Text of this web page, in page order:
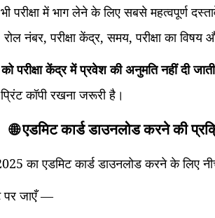
परीक्षा में भाग लेने के लिए सबसे महत्वपूर्ण
नंबर, परीक्षा केंद्र, समय, परीक्षा का
को परीक्षा केंद्र में प्रवेश की अनुमति नहीं दी जाती
कॉपी रखना जरूरी है।
🌐 एडमिट कार्ड डाउनलोड करने की
2025 का एडमिट कार्ड डाउनलोड करने के
पर जाएँ —